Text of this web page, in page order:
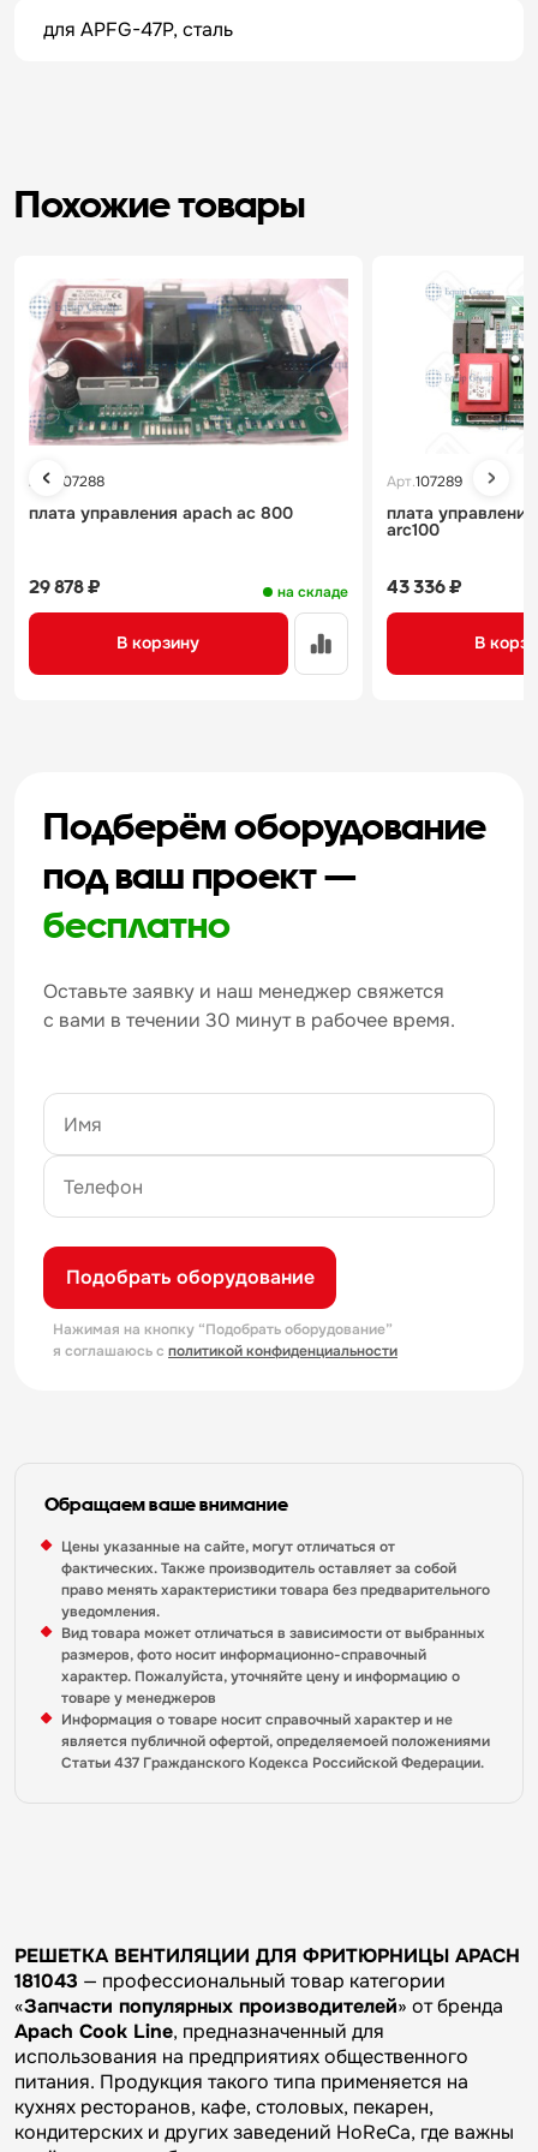
для APFG-47P, сталь
Похожие товары
Арт. 107288
плата управления apach ac 800
на складе
29 878 ₽
В корзину
Арт.107289
плата
arc100
43 336 ₽
В
Подберём оборудование
под ваш проект —
бесплатно
Оставьте заявку и наш менеджер свяжется
с вами в течении 30 минут в рабочее время.
Подобрать оборудование
Нажимая на кнопку “Подобрать оборудование”
я соглашаюсь с политикой конфиденциальности
Обращаем ваше внимание
Цены указанные на сайте, могут отличаться от
фактических. Также производитель оставляет за собой
право менять характеристики товара без предварительного
уведомления.
Вид товара может отличаться в зависимости от выбранных
размеров, фото носит информационно-справочный
характер. Пожалуйста, уточняйте цену и информацию о
товаре у менеджеров
Информация о товаре носит справочный характер и не
является публичной офертой, определяемоей положениями
Статьи 437 Гражданского Кодекса Российской Федерации.
РЕШЕТКА ВЕНТИЛЯЦИИ ДЛЯ ФРИТЮРНИЦЫ APACH
181043 — профессиональный товар категории
«Запчасти популярных производителей» от бренда
Apach Cook Line, предназначенный для
использования на предприятиях общественного
питания. Продукция такого типа применяется на
кухнях ресторанов, кафе, столовых, пекарен,
кондитерских и других заведений HoReCa, где важны